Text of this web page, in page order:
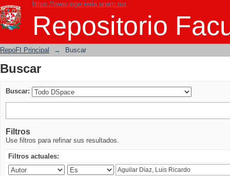
https://www.ingenieria.unam.mx
Repositorio
Buscar
RepoFI Principal → Buscar
Buscar
Buscar:
Filtros
Use filtros para refinar sus resultados.
Filtros actuales: